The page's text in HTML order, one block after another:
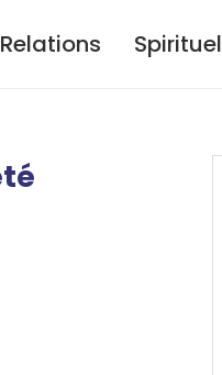
Relations Spirituel